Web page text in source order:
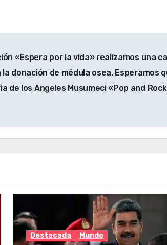
«Espera por la vida» realizamos una
donación de médula osea. Esperamos
de los Angeles Musumeci «Pop and
Destacada Mundo